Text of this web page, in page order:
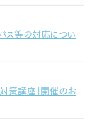
ス等の対応につい
策講座」開催のお